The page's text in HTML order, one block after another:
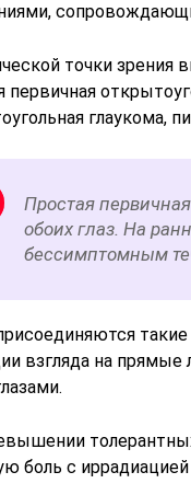
точки
первичная
глаукома,
Простая
обоих глаз. На
бессимптомным
взгляда на прямые
боль с